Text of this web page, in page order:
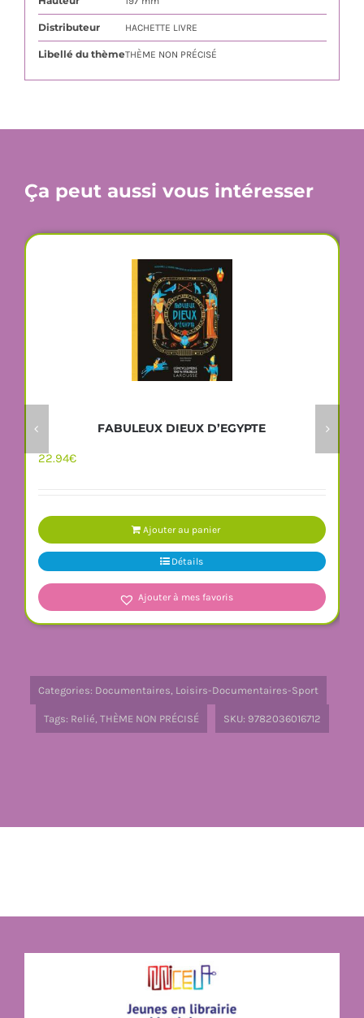
Distributeur HACHETTE LIVRE
Libellé du thèmeTHÈME NON PRÉCISÉ
Ça peut aussi vous intéresser
FABULEUX DIEUX D’EGYPTE
22.94€
Ajouter au panier
Détails
Ajouter à mes favoris
Categories: Documentaires, Loisirs-Documentaires-Sport
Tags: Relié, THÈME NON PRÉCISÉ SKU: 9782036016712